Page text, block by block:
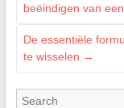
beëindigen van
De essentiële
te wisselen →